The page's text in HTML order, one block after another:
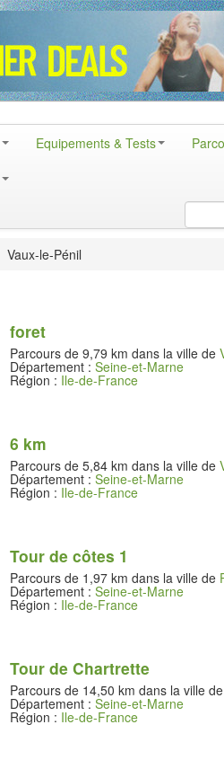
Equipements & Tests
Vaux-le-Pénil
foret
Parcours de 9,79 km dans la ville de
Département : Seine-et-Marne
Région : Ile-de-France
6 km
Parcours de 5,84 km dans la ville de
Département : Seine-et-Marne
Région : Ile-de-France
Tour de côtes 1
Parcours de 1,97 km dans la ville de
Département : Seine-et-Marne
Région : Ile-de-France
Tour de Chartrette
Parcours de 14,50 km dans la ville de
Département : Seine-et-Marne
Région : Ile-de-France